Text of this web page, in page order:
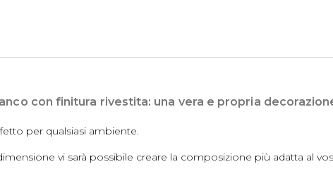
con finitura rivestita: una vera e propria
per qualsiasi ambiente.
vi sarà possibile creare la composizione più adatta al